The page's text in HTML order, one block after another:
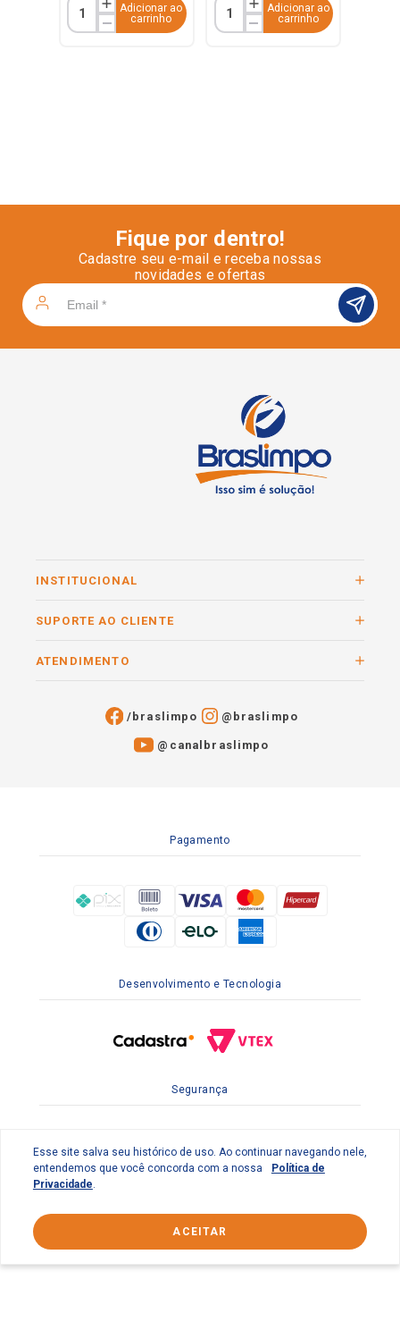
Adicionar ao
carrinho
Adicionar ao
carrinho
Fique por dentro!
Cadastre seu e-mail e receba nossas
novidades e ofertas
INSTITUCIONAL
SUPORTE AO CLIENTE
ATENDIMENTO
/braslimpo @braslimpo
@canalbraslimpo​
Pagamento
Desenvolvimento e Tecnologia
Segurança
Esse site salva seu histórico de uso. Ao continuar navegando nele,
entendemos que você concorda com a nossa
Política de
Privacidade.
ACEITAR